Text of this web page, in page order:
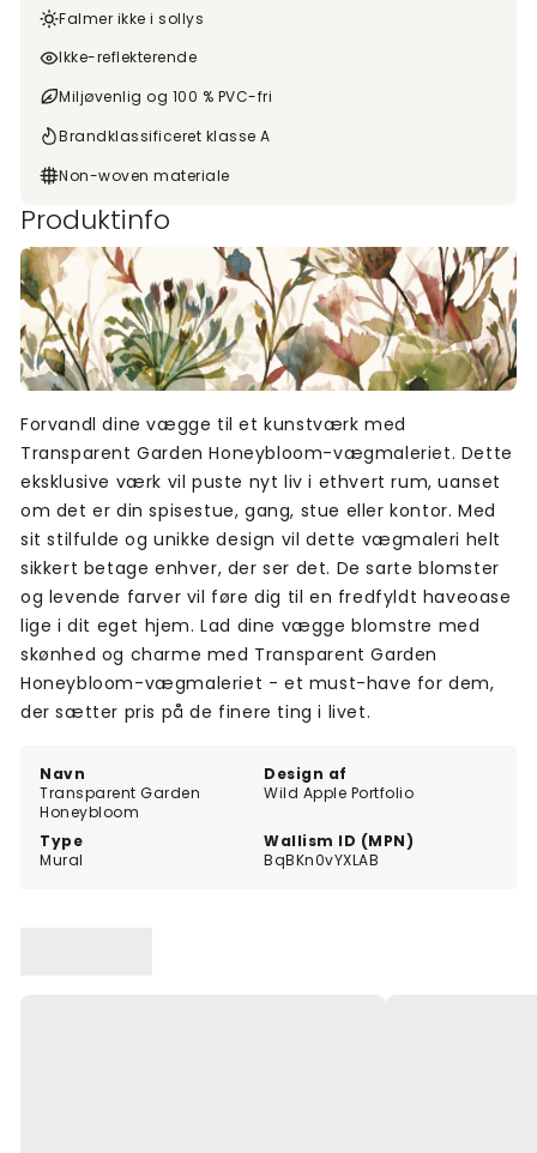
Falmer ikke i sollys
Ikke-reflekterende
Miljøvenlig og 100 % PVC-fri
Brandklassificeret klasse A
Non-woven materiale
Produktinfo
Navn
Transparent Garden
Honeybloom
Design af
Wild Apple Portfolio
Type
Mural
Wallism ID (MPN)
BqBKn0vYXLAB
Forvandl dine vægge til et kunstværk med
Transparent Garden Honeybloom-vægmaleriet. Dette
eksklusive værk vil puste nyt liv i ethvert rum, uanset
om det er din spisestue, gang, stue eller kontor. Med
sit stilfulde og unikke design vil dette vægmaleri helt
sikkert betage enhver, der ser det. De sarte blomster
og levende farver vil føre dig til en fredfyldt haveoase
lige i dit eget hjem. Lad dine vægge blomstre med
skønhed og charme med Transparent Garden
Honeybloom-vægmaleriet - et must-have for dem,
der sætter pris på de finere ting i livet.